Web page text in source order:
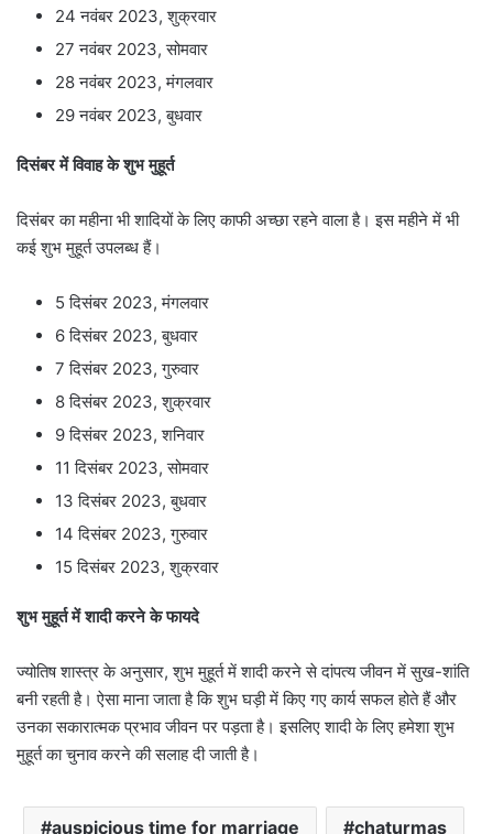
24 नवंबर 2023, शुक्रवार
27 नवंबर 2023, सोमवार
28 नवंबर 2023, मंगलवार
29 नवंबर 2023, बुधवार
दिसंबर में विवाह के शुभ मुहूर्त
दिसंबर का महीना भी शादियों के लिए काफी अच्छा रहने वाला है। इस महीने में भी
कई शुभ मुहूर्त उपलब्ध हैं।
5 दिसंबर 2023, मंगलवार
6 दिसंबर 2023, बुधवार
7 दिसंबर 2023, गुरुवार
8 दिसंबर 2023, शुक्रवार
9 दिसंबर 2023, शनिवार
11 दिसंबर 2023, सोमवार
13 दिसंबर 2023, बुधवार
14 दिसंबर 2023, गुरुवार
15 दिसंबर 2023, शुक्रवार
शुभ मुहूर्त में शादी करने के फायदे
ज्योतिष शास्त्र के अनुसार, शुभ मुहूर्त में शादी करने से दांपत्य जीवन में सुख-शांति
बनी रहती है। ऐसा माना जाता है कि शुभ घड़ी में किए गए कार्य सफल होते हैं और
उनका सकारात्मक प्रभाव जीवन पर पड़ता है। इसलिए शादी के लिए हमेशा शुभ
मुहूर्त का चुनाव करने की सलाह दी जाती है।
auspicious time for marriage chaturmas